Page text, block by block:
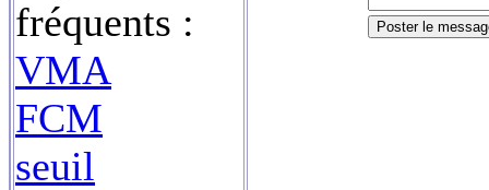
fréquents :
VMA
FCM
seuil